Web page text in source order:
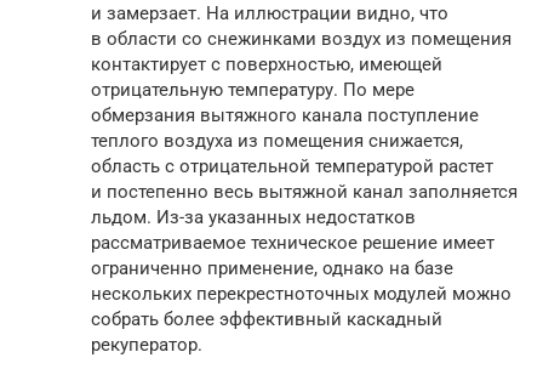
и замерзает. На иллюстрации видно, что
в области со снежинками воздух из помещения
контактирует с поверхностью, имеющей
отрицательную температуру. По мере
обмерзания вытяжного канала поступление
теплого воздуха из помещения снижается,
область с отрицательной температурой растет
и постепенно весь вытяжной канал заполняется
льдом. Из-за указанных недостатков
рассматриваемое техническое решение имеет
ограниченно применение, однако на базе
нескольких перекрестноточных модулей можно
собрать более эффективный каскадный
рекуператор.